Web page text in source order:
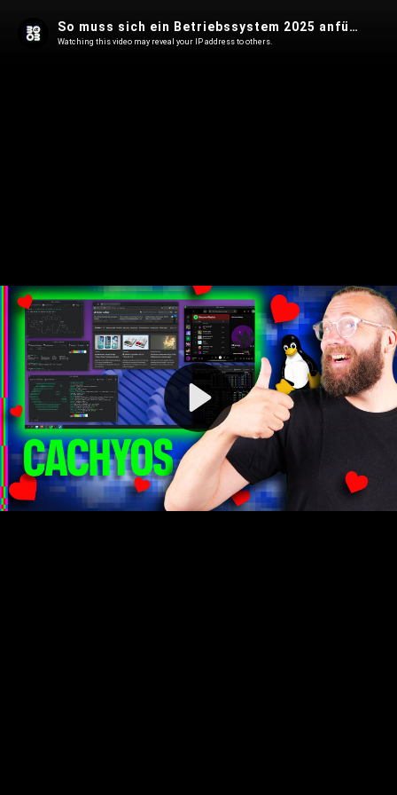
Play
Video
So muss sich ein Betriebssystem 2025 anfühlen | CachyOS
Watching this video may reveal your IP address to others.